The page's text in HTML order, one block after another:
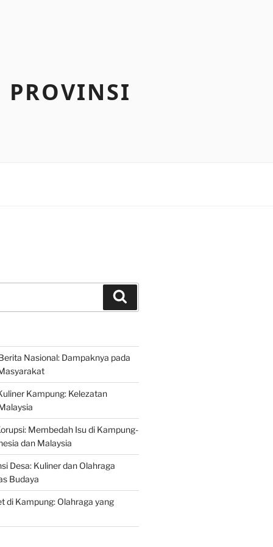
PROVINSI
Nasional: Dampaknya pada
Kampung: Kelezatan
Membedah Isu di Kampung-
dan Malaysia
Desa: Kuliner dan Olahraga
Budaya
di Kampung: Olahraga yang